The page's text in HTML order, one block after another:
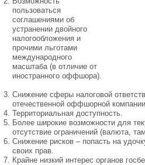
пользоваться
соглашениями об
устранении двойного
налогообложения и
прочими льготами
международного
масштаба (в отличие от
иностранного оффшора).
Снижение сферы налоговой
отечественной оффшорной
Территориальная доступность.
Более широкие возможности для
отсутствие ограничений (валюта,
Снижение рисков – попасть на
своих прав.
Крайне низкий интерес органов